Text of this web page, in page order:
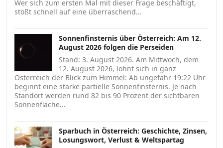
Wer sich zum ersten Mal mit dieser Frage beschäftigt,
stößt schnell auf eine überraschend...
Sonnenfinsternis über Österreich: Am 12.
August 2026 folgen die Perseiden
Stand: 3. August 2026. Am Mittwoch, dem
12. August 2026, lohnt sich in ganz
Österreich der Blick zum Himmel: Ab ungefähr 19:22 Uhr
beginnt eine starke partielle Sonnenfinsternis. Je nach
Standort werden rund 82 bis 90 Prozent der sichtbaren
Sonnenfläche...
Sparbuch in Österreich: Geschichte, Zinsen,
Losungswort, Verlust & Weltspartag